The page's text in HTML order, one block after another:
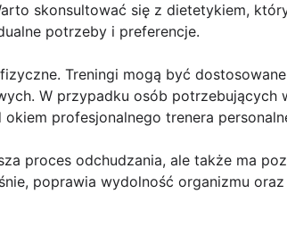
skonsultować się z dietetykiem,
potrzeby i preferencje.
Treningi mogą być
W przypadku osób potrzebujących
profesjonalnego trenera
proces odchudzania, ale także ma
poprawia wydolność organizmu